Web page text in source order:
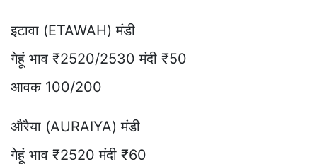
इटावा (ETAWAH) मंडी
गेहूं भाव ₹2520/2530 मंदी ₹50
आवक 100/200
औरैया (AURAIYA) मंडी
गेहूं भाव ₹2520 मंदी ₹60